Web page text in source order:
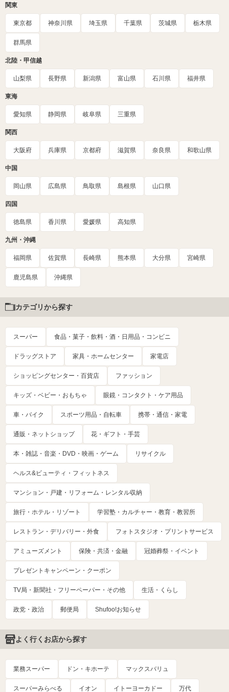
関東
東京都 神奈川県 埼玉県 千葉県 茨城県 栃木県
群馬県
北陸・甲信越
山梨県 長野県 新潟県 富山県 石川県 福井県
東海
愛知県 静岡県 岐阜県 三重県
関西
大阪府 兵庫県 京都府 滋賀県 奈良県 和歌山県
中国
岡山県 広島県 鳥取県 島根県 山口県
四国
徳島県 香川県 愛媛県 高知県
九州・沖縄
福岡県 佐賀県 長崎県 熊本県 大分県 宮崎県
鹿児島県 沖縄県
カテゴリから探す
スーパー 食品・菓子・飲料・酒・日用品・コンビニ
ドラッグストア 家具・ホームセンター 家電店
ショッピングセンター・百貨店 ファッション
キッズ・ベビー・おもちゃ 眼鏡・コンタクト・ケア用品
車・バイク スポーツ用品・自転車 携帯・通信・家電
通販・ネットショップ 花・ギフト・手芸
本・雑誌・音楽・DVD・映画・ゲーム リサイクル
ヘルス&ビューティ・フィットネス
マンション・戸建・リフォーム・レンタル収納
旅行・ホテル・リゾート 学習塾・カルチャー・教育・教習所
レストラン・デリバリー・外食 フォトスタジオ・プリントサービス
アミューズメント 保険・共済・金融 冠婚葬祭・イベント
プレゼントキャンペーン・クーポン
TV局・新聞社・フリーペーパー・その他 生活・くらし
政党・政治 郵便局 Shufoo!お知らせ
よく行くお店から探す
業務スーパー ドン・キホーテ マックスバリュ
スーパーみらべる イオン イトーヨーカドー 万代